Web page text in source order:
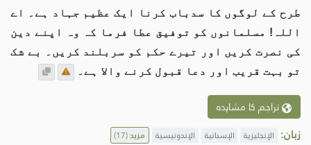
طرح کے لوگوں کا سدباب کرنا ایک عظیم جہاد ہے۔ اے
اللہ! مسلمانوں کو توفیق عطا فرما کہ وہ اپنے دین
کی نصرت کریں اور تیرے حکم کو سربلند کریں۔ بے شک
تو بہت قریب اور دعا قبول کرنے والا ہے۔
تراجم کا مشاہدہ
زبان: الإنجليزية الإسبانية الإندونيسية مزید(17)